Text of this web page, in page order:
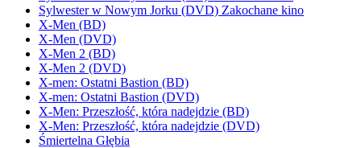
Sylwester w Nowym Jorku (DVD) Zakochane kino
X-Men (BD)
X-Men (DVD)
X-Men 2 (BD)
X-Men 2 (DVD)
X-men: Ostatni Bastion (BD)
X-men: Ostatni Bastion (DVD)
X-Men: Przeszłość, która nadejdzie (BD)
X-Men: Przeszłość, która nadejdzie (DVD)
Śmiertelna Głębia